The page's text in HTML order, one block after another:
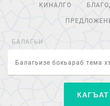
КИНАЛГО
БАЛАГЬИ